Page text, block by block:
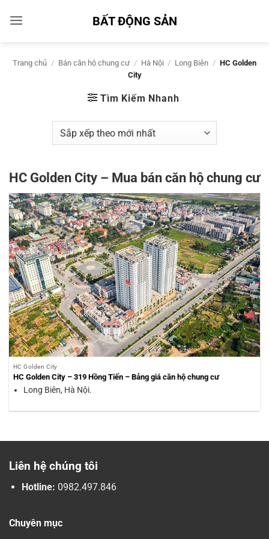
qua
BẤT ĐỘNG SẢN
Trang chủ / Bán căn hộ chung cư / Hà Nội / Long Biên / HC Golden
City
Tìm Kiếm Nhanh
HC Golden City – Mua bán căn hộ chung cư
HC Golden City
HC Golden City – 319 Hồng Tiến – Bảng giá căn hộ chung cư
Long Biên, Hà Nội.
Liên hệ chúng tôi
Hotline: 0982.497.846
Chuyên mục